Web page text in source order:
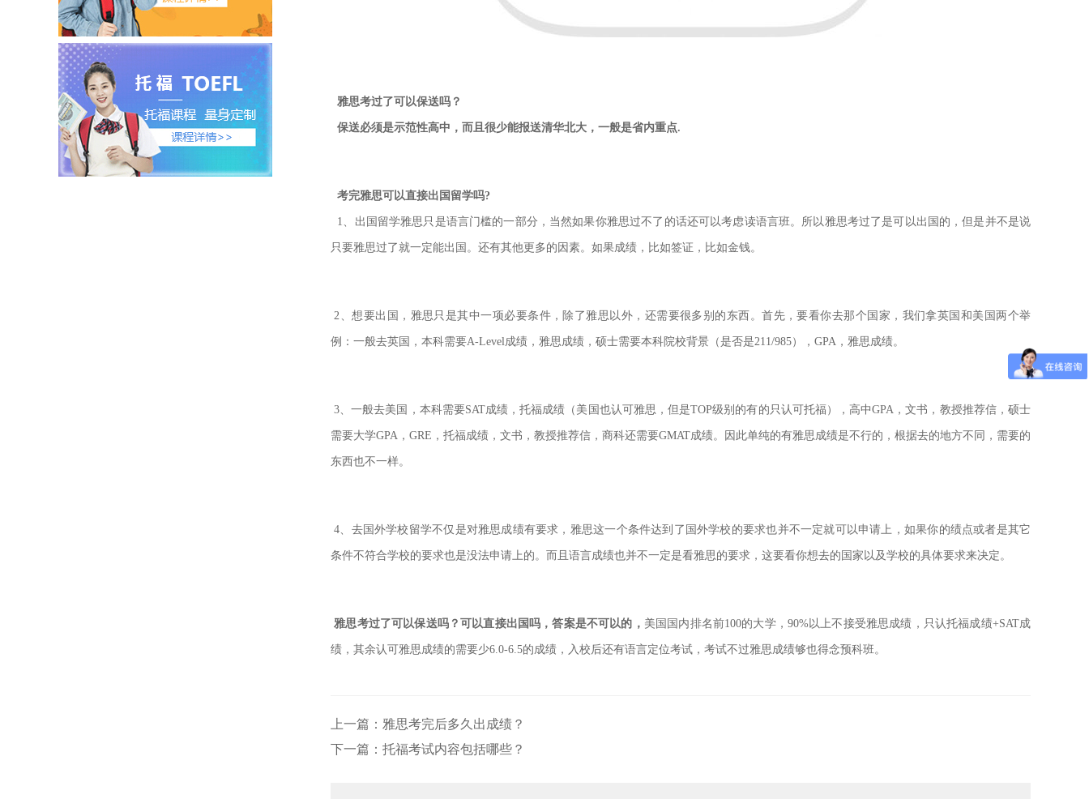
雅思考过了可以保送吗？
保送必须是示范性高中，而且很少能报送清华北大，一般是省内重点.
考完雅思可以直接出国留学吗?
1、出国留学雅思只是语言门槛的一部分，当然如果你雅思过不了的话还可以考虑读语言班。所以雅思考过了是可以出国的，但是并不是说
只要雅思过了就一定能出国。还有其他更多的因素。如果成绩， 比如签证，比如金钱。
2、想要出国，雅思只是其中一项必要条件，除了雅思以外，还需要很多别的东西。首先，要看你去那个国家，我们拿英国和美国两个举
例：一般去英国，本科需要A-Level成绩，雅思成绩，硕士需要本科院校背景（是否是211/985），GPA，雅思成绩。
3、一般去美国，本科需要SAT成绩，托福成绩（美国也认可雅思，但是TOP级别的有的只认可托福），高中GPA，文书，教授推荐信，硕士
需要大学GPA，GRE，托福成绩，文书，教授推荐信，商科还需要GMAT成绩。因此单纯的有雅思成绩是不行的，根据去的地方不同，需要的
东西也不一样。
4、去国外学校留学不仅是对雅思成绩有要求，雅思这一个条件达到了国外学校的要求也并不一定就可以申请上，如果你的绩点或者是其它
条件不符合学校的要求也是没法申请上的。而且语言成绩也并不一定是看雅思的要求，这要看你想去的国家以及学校的具体要求来决定。
雅思考过了可以保送吗？可以直接出国吗，答案是不可以的， 美国国内排名前100的大学，90%以上不接受雅思成绩，只认托福成绩+SAT成
绩，其余认可雅思成绩的需要少6.0-6.5的成绩，入校后还有语言定位考试，考试不过雅思成绩够也得念预科班。
上一篇： 雅思考完后多久出成绩？
下一篇： 托福考试内容包括哪些？